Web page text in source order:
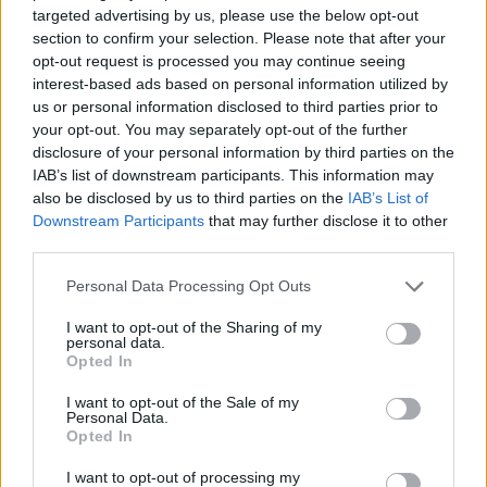
targeted advertising by us, please use the below opt-out
section to confirm your selection. Please note that after your
opt-out request is processed you may continue seeing
interest-based ads based on personal information utilized by
us or personal information disclosed to third parties prior to
your opt-out. You may separately opt-out of the further
disclosure of your personal information by third parties on the
IAB’s list of downstream participants. This information may
also be disclosed by us to third parties on the IAB’s List of
Downstream Participants that may further disclose it to other
Personal Data Processing Opt Outs
I want to opt-out of the Sharing of my
personal data.
Opted In
I want to opt-out of the Sale of my
Personal Data.
Opted In
I want to opt-out of processing my